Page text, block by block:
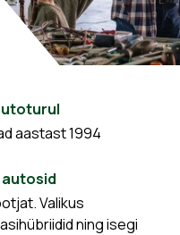
aastast 1994
autosid
Valikus
ning isegi